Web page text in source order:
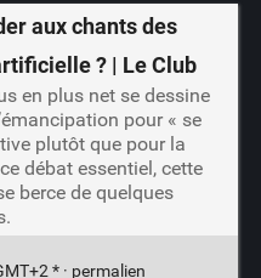
aux chants des
? | Le Club
en plus net se dessine
pour « se
plutôt que pour la
débat essentiel, cette
berce de quelques
* · permalien